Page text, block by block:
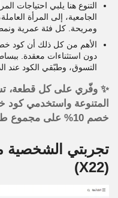
التنوع هنا يلبي احتياجات
الجامعية، إلى المرأة
ومريحة. كل فئة عمرية
الأهم من كل ذلك أن كود
دون استثناءات معقدة.
التسوق، وطبّقي الكود عند الدفع
✨ وفّري على كل قطعة،
خصم 10% على مجموع طلبك.
تجربتي
(X22)